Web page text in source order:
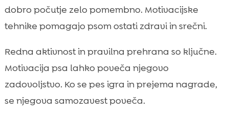
dobro počutje zelo pomembno. Motivacijske
tehnike pomagajo psom ostati zdravi in srečni.
Redna aktivnost in pravilna prehrana so ključne.
Motivacija psa lahko poveča njegovo
zadovoljstvo. Ko se pes igra in prejema nagrade,
se njegova samozavest poveča.